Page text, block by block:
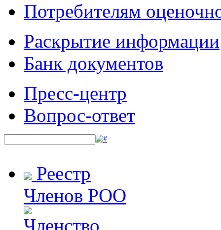
Потребителям
Раскрытие информации
Банк документов
Пресс-центр
Вопрос-ответ
Реестр
Членов РОО